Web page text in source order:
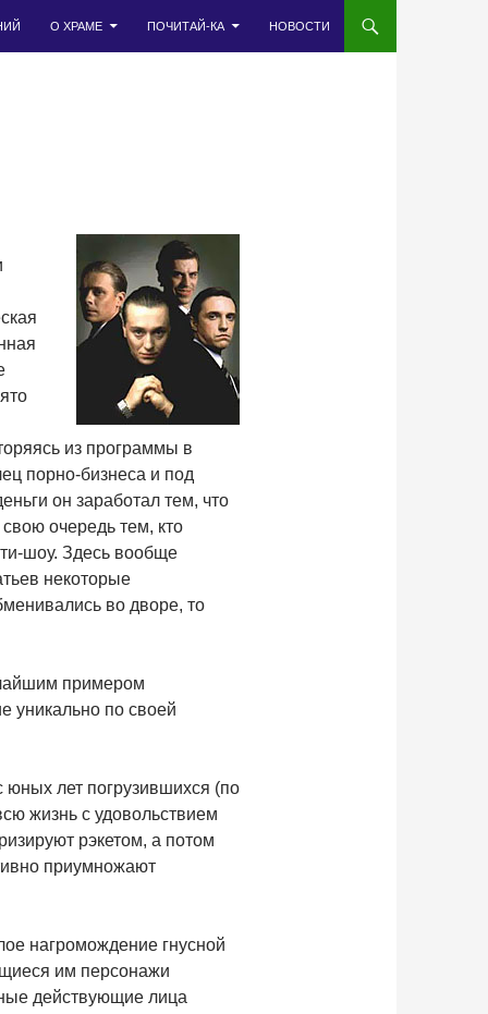
О ХРАМЕ ПОЧИТАЙ-КА НОВОСТИ
из программы в
порно-бизнеса и под
он заработал тем, что
очередь тем, кто
шоу. Здесь вообще
некоторые
во дворе, то
примером
уникально по своей
лет погрузившихся (по
жизнь с удовольствием
рэкетом, а потом
приумножают
нагромождение гнусной
им персонажи
действующие лица